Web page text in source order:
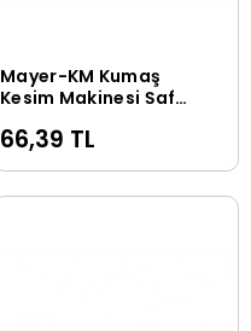
Sepete Ekle
Mayer-KM Kumaş
Kesim Makinesi Şaft
66,39 TL